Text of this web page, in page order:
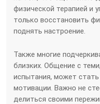
физической терапией и
только восстановить
поднять настроение.
Также многие
близких. Общение с
испытания, может
мотивации. Важно не
делиться своими